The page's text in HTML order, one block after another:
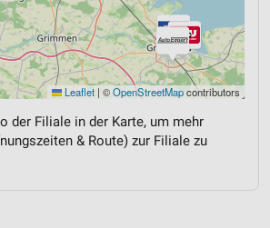
Leaflet | ©OpenStreetMapcontributors
der Filiale in der Karte, um mehr
& Route) zur Filiale zu